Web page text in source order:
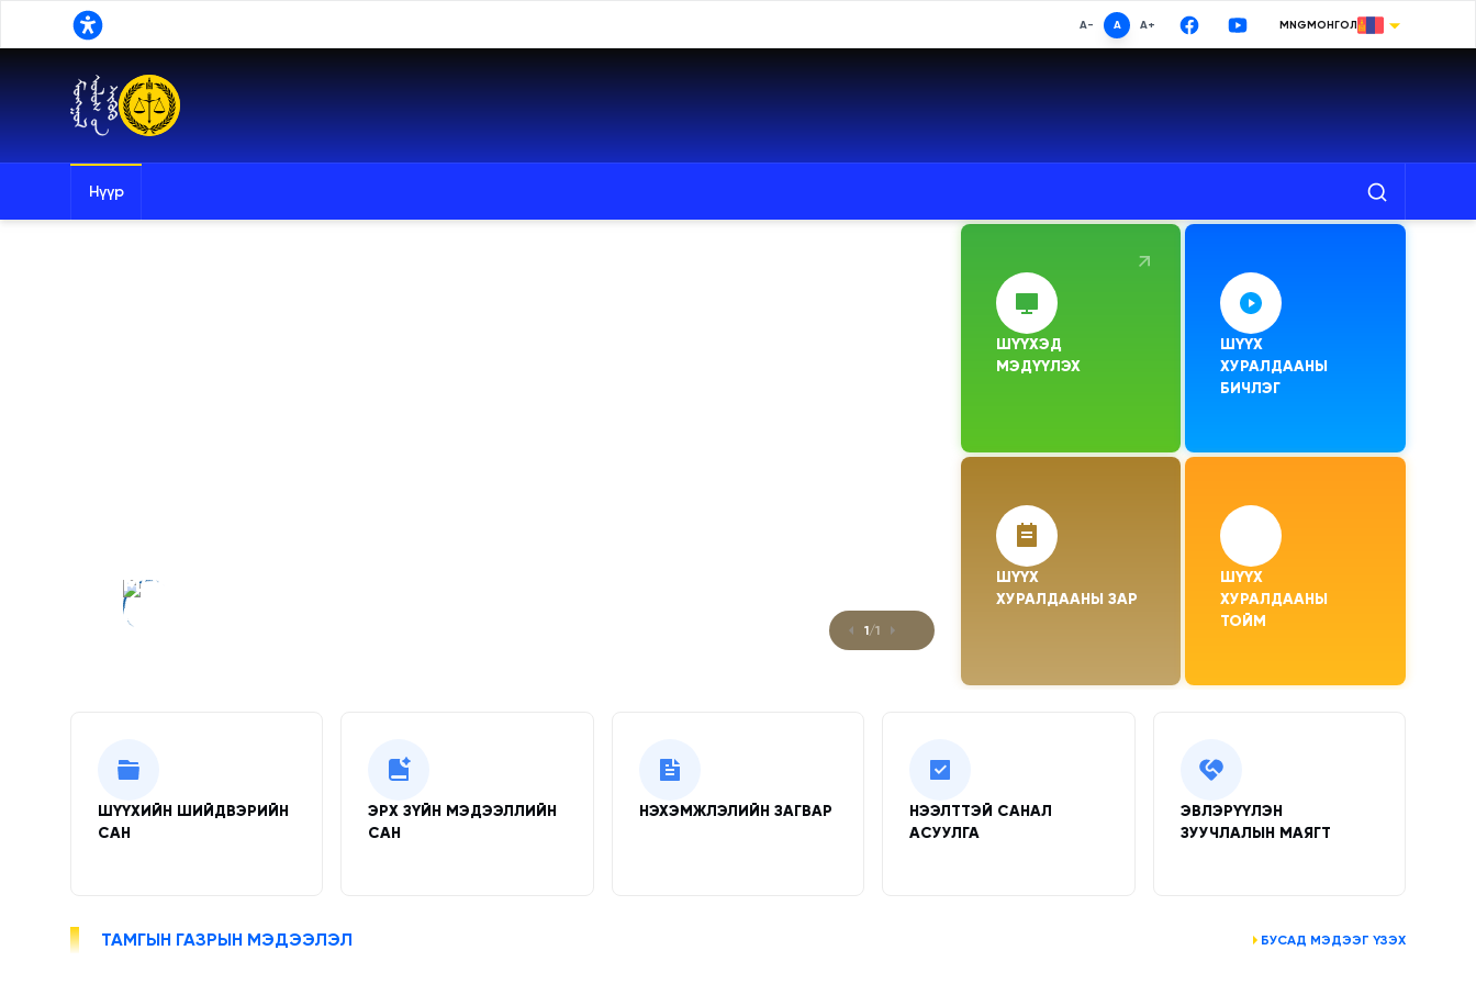
Үндсэн агуулга руу шилжих
A- A A+ MNGМОНГОЛ
日本語
DEUTSCHE
ESPAÑOL
TURKISH
Нүүр
1/1
МОНГОЛ УЛСАД ШҮҮХ ЭРХ МЭДЛИЙГ
ГАГЦХҮҮ ШҮҮХ ХЭРЭГЖҮҮЛНЭ
ШҮҮХЭД
МЭДҮҮЛЭХ
ШҮҮХ
ХУРАЛДААНЫ
БИЧЛЭГ
ШҮҮХ
ХУРАЛДААНЫ ЗАР
ШҮҮХ
ХУРАЛДААНЫ
ТОЙМ
ШҮҮХИЙН ШИЙДВЭРИЙН
САН
ЭРХ ЗҮЙН МЭДЭЭЛЛИЙН
САН
НЭХЭМЖЛЭЛИЙН ЗАГВАР
НЭЭЛТТЭЙ САНАЛ
АСУУЛГА
ЭВЛЭРҮҮЛЭН
ЗУУЧЛАЛЫН МАЯГТ
ТАМГЫН ГАЗРЫН МЭДЭЭЛЭЛ БУСАД МЭДЭЭГ ҮЗЭХ